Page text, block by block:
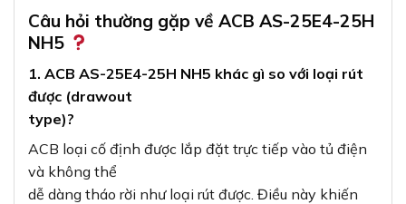
Câu hỏi thường gặp về ACB AS-25E4-25H
NH5
1. ACB AS-25E4-25H NH5 khác gì so với loại rút
được (drawout
type)?
ACB loại cố định được lắp đặt trực tiếp vào tủ điện
và không thể
dễ dàng tháo rời như loại rút được. Điều này khiến